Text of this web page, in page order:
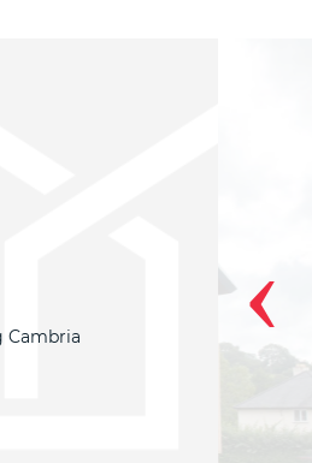
Cambria ‹